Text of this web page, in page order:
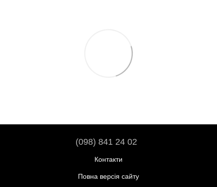
(098) 841 24 02
Контакти
Повна версія сайту